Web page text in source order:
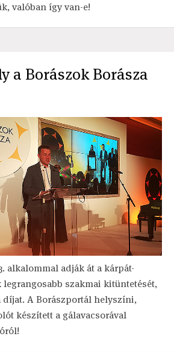
valóban így van-e!
a Borászok Borásza
alkalommal adják át a kárpát-
szakmai kitüntetését,
díjat. A Borászportál helyszíni,
készített a gálavacsorával